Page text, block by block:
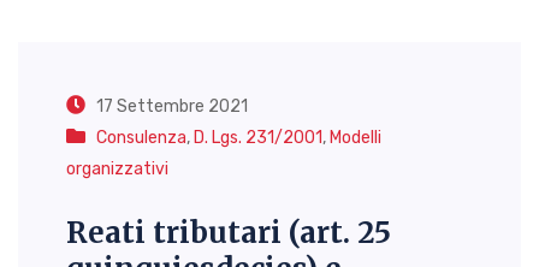
17 Settembre 2021
Consulenza, D. Lgs. 231/2001, Modelli
organizzativi
Reati tributari (art. 25